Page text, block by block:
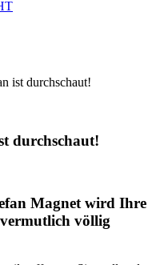
ist durchschaut!
durchschaut!
Magnet wird Ihre
völlig